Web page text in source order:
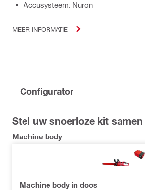
Accusysteem: Nuron
MEER INFORMATIE
Configurator
Stel uw snoerloze kit samen
Machine body
Machine body in doos